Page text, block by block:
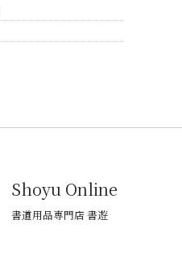
Shoyu Online
書道用品専門店 書遊